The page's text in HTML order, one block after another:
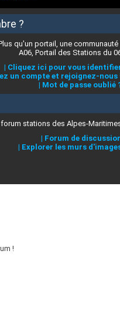
?
qu'un portail, une communauté
A06, Portail des Stations du
| Cliquez ici pour vous
un compte et rejoignez-nous
| Mot de passe oublié
stations des Alpes-
| Forum de
| Explorer les murs
!